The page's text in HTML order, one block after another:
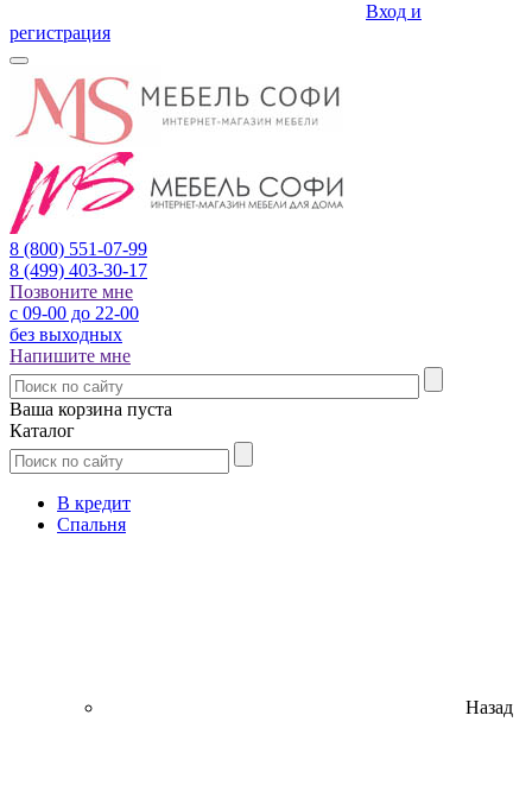
Вход и
регистрация
8 (800) 551-07-99
8 (499) 403-30-17
Позвоните мне
с 09-00 до 22-00
без выходных
Напишите мне
Ваша корзина пуста
Каталог
В кредит
Спальня
Назад